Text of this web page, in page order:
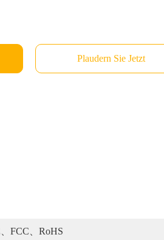
Plaudern Sie Jetzt
FCC、RoHS